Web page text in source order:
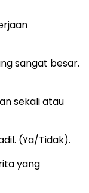
sangat besar.
sekali atau
(Ya/Tidak).
yang